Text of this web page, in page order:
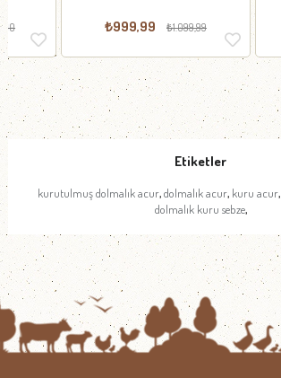
₺999,99 ₺1.099,99
Etiketler
kurutulmuş dolmalık acur, dolmalık acur, kuru acur,
dolmalık kuru sebze,